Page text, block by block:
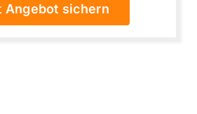
Angebot sichern